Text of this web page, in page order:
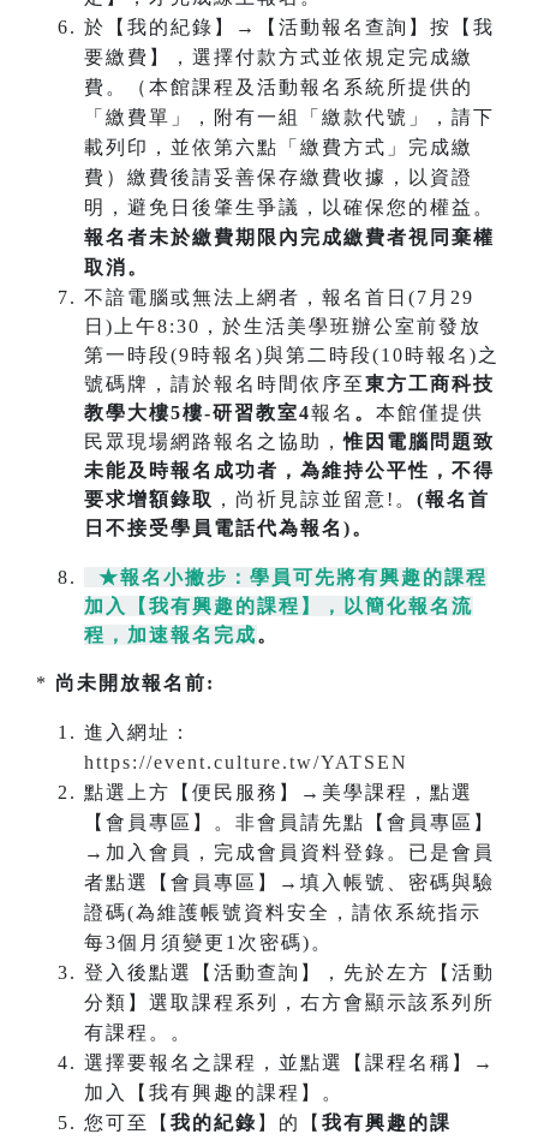
於【我的紀錄】→【活動報名查詢】按【我
要繳費】，選擇付款方式並依規定完成繳
費。（本館課程及活動報名系統所提供的
「繳費單」，附有一組「繳款代號」，請下
載列印，並依第六點「繳費方式」完成繳
費）繳費後請妥善保存繳費收據，以資證
明，避免日後肇生爭議，以確保您的權益。
報名者未於繳費期限內完成繳費者視同棄權
取消。
不諳電腦或無法上網者，報名首日(7月29
日)上午8:30，於生活美學班辦公室前發放
第一時段(9時報名)與第二時段(10時報名)之
號碼牌，請於報名時間依序至東方工商科技
教學大樓5樓-研習教室4報名 。 本館僅提供
民眾現場網路報名之協助，惟因電腦問題致
未能及時報名成功者，為維持公平性，不得
要求增額錄取 ，尚祈見諒並留意!。 (報名首
日不接受學員電話代為報名)。
★報名小撇步：學員可先將有興趣的課程
加入【我有興趣的課程】，以簡化報名流
程，加速報名完成。
* 尚未開放報名前:
進入網址：
https://event.culture.tw/YATSEN
點選上方【便民服務】→美學課程，點選
【會員專區】。非會員請先點【會員專區】
→加入會員，完成會員資料登錄。已是會員
者點選【會員專區】→填入帳號、密碼與驗
證碼(為維護帳號資料安全，請依系統指示
每3個月須變更1次密碼)。
登入後點選【活動查詢】，先於左方【活動
分類】選取課程系列，右方會顯示該系列所
有課程。。
選擇要報名之課程，並點選【課程名稱】→
加入【我有興趣的課程】。
您可至【 我的紀錄 】的【 我有興趣的課